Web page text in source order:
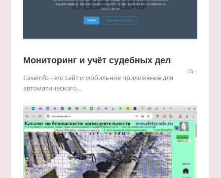
Мониторинг и учёт судебных дел
1
CaseInfo - это сайт и мобильное приложение для
автоматического...